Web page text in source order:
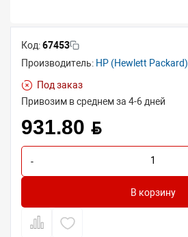
Код:67453
Производитель: HP (Hewlett Packard)
Под заказ
Привозим в среднем за 4-6 дней
931.80 BYN
-
В корзину